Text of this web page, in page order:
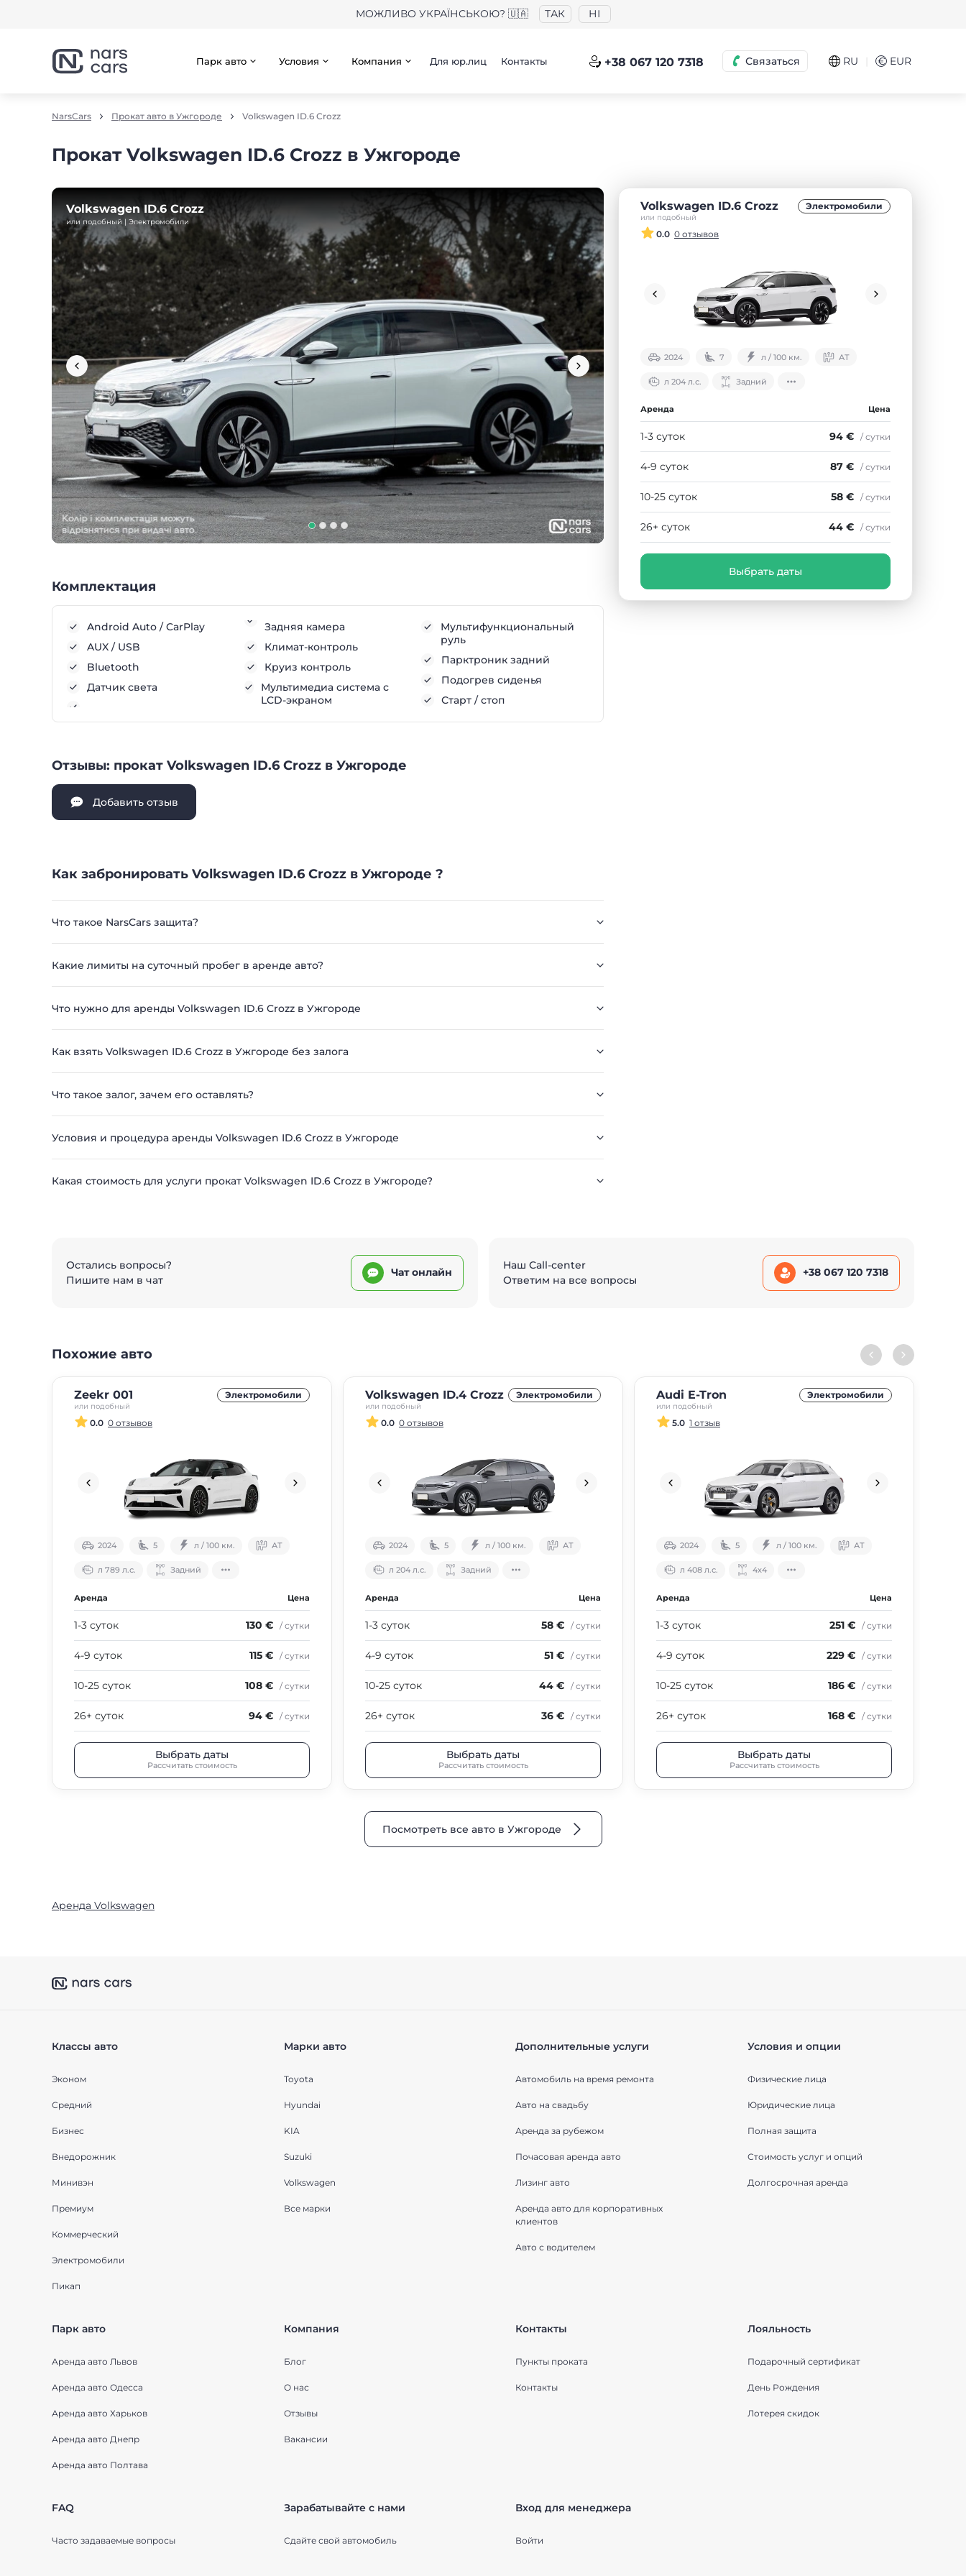
МОЖЛИВО УКРАЇНСЬКОЮ? 🇺🇦 ТАК НІ
Парк авто Условия Компания Для юр.лиц Контакты +38 067 120 7318 Связаться RU € EUR
NarsCars Прокат авто в Ужгороде Volkswagen ID.6 Crozz
Прокат Volkswagen ID.6 Crozz в Ужгороде
Volkswagen ID.6 Crozz
или подобный | Электромобили
Комплектация
Android Auto / CarPlay
AUX / USB
Bluetooth
Датчик света
Задняя камера
Климат-контроль
Круиз контроль
Мультимедиа система с
LCD-экраном
Мультифункциональный
руль
Парктроник задний
Подогрев сиденья
Старт / стоп
Отзывы: прокат Volkswagen ID.6 Crozz в Ужгороде
Добавить отзыв
Как забронировать Volkswagen ID.6 Crozz в Ужгороде ?
Что такое NarsCars защита?
Какие лимиты на суточный пробег в аренде авто?
Что нужно для аренды Volkswagen ID.6 Crozz в Ужгороде
Как взять Volkswagen ID.6 Crozz в Ужгороде без залога
Что такое залог, зачем его оставлять?
Условия и процедура аренды Volkswagen ID.6 Crozz в Ужгороде
Какая стоимость для услуги прокат Volkswagen ID.6 Crozz в Ужгороде?
Volkswagen ID.6 Crozz
или подобный
Электромобили
0.0 0 отзывов
2024 7 л / 100 км. АТ
л 204 л.с. Задний
Аренда Цена
1-3 суток 94 € / сутки
4-9 суток 87 € / сутки
10-25 суток 58 € / сутки
26+ суток 44 € / сутки
Выбрать даты
Остались вопросы?
Пишите нам в чат
Чат онлайн
Наш Call-center
Ответим на все вопросы
+38 067 120 7318
Похожие авто
Zeekr 001
или подобный
Электромобили
0.0 0 отзывов
2024 5 л / 100 км. АТ
л 789 л.с. Задний
Аренда Цена
1-3 суток 130 € / сутки
4-9 суток 115 € / сутки
10-25 суток 108 € / сутки
26+ суток 94 € / сутки
Выбрать даты
Рассчитать стоимость
Volkswagen ID.4 Crozz
или подобный
Электромобили
0.0 0 отзывов
2024 5 л / 100 км. АТ
л 204 л.с. Задний
Аренда Цена
1-3 суток 58 € / сутки
4-9 суток 51 € / сутки
10-25 суток 44 € / сутки
26+ суток 36 € / сутки
Выбрать даты
Рассчитать стоимость
Audi E-Tron
или подобный
Электромобили
5.0 1 отзыв
2024 5 л / 100 км. АТ
л 408 л.с. 4х4
Аренда Цена
1-3 суток 251 € / сутки
4-9 суток 229 € / сутки
10-25 суток 186 € / сутки
26+ суток 168 € / сутки
Выбрать даты
Рассчитать стоимость
Посмотреть все авто в Ужгороде
Аренда Volkswagen
Классы авто
Эконом
Средний
Бизнес
Внедорожник
Минивэн
Премиум
Коммерческий
Электромобили
Пикап
Марки авто
Toyota
Hyundai
KIA
Suzuki
Volkswagen
Все марки
Дополнительные услуги
Автомобиль на время ремонта
Авто на свадьбу
Аренда за рубежом
Почасовая аренда авто
Лизинг авто
Аренда авто для корпоративных
клиентов
Авто с водителем
Условия и опции
Физические лица
Юридические лица
Полная защита
Стоимость услуг и опций
Долгосрочная аренда
Парк авто
Аренда авто Львов
Аренда авто Одесса
Аренда авто Харьков
Аренда авто Днепр
Аренда авто Полтава
Компания
Блог
О нас
Отзывы
Вакансии
Контакты
Пункты проката
Контакты
Лояльность
Подарочный сертификат
День Рождения
Лотерея скидок
FAQ
Часто задаваемые вопросы
Зарабатывайте с нами
Сдайте свой автомобиль
Вход для менеджера
Войти